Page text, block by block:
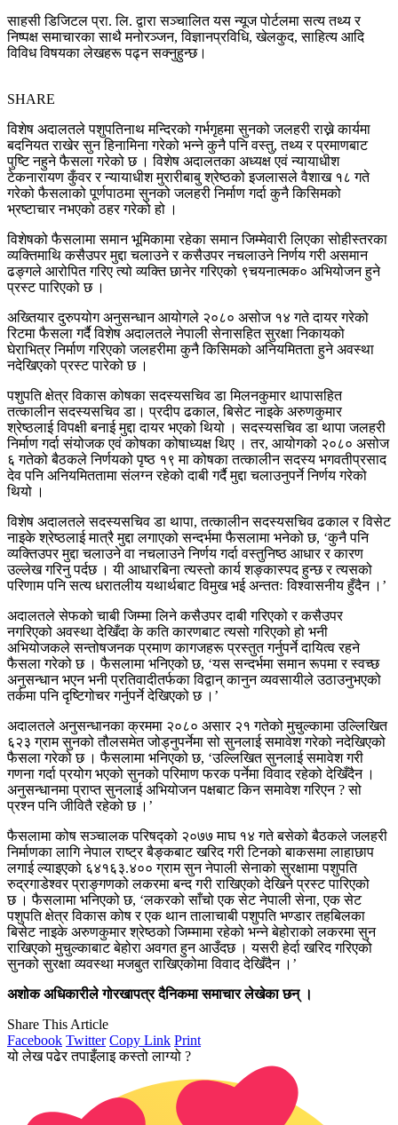
साहसी डिजिटल प्रा. लि. द्वारा सञ्चालित यस न्यूज पोर्टलमा सत्य तथ्य र
निष्पक्ष समाचारका साथै मनोरञ्जन, विज्ञानप्रविधि, खेलकुद, साहित्य आदि
विविध विषयका लेखहरू पढ्न सक्नुहुन्छ।
SHARE
विशेष अदालतले पशुपतिनाथ मन्दिरको गर्भगृहमा सुनको जलहरी राख्ने कार्यमा
बदनियत राखेर सुन हिनामिना गरेको भन्ने कुनै पनि वस्तु, तथ्य र प्रमाणबाट
पुष्टि नहुने फैसला गरेको छ । विशेष अदालतका अध्यक्ष एवं न्यायाधीश
टेकनारायण कुँवर र न्यायाधीश मुरारीबाबु श्रेष्ठको इजलासले वैशाख १८ गते
गरेको फैसलाको पूर्णपाठमा सुनको जलहरी निर्माण गर्दा कुनै किसिमको
भ्रष्टाचार नभएको ठहर गरेको हो ।
विशेषको फैसलामा समान भूमिकामा रहेका समान जिम्मेवारी लिएका सोहीस्तरका
व्यक्तिमाथि कसैउपर मुद्दा चलाउने र कसैउपर नचलाउने निर्णय गरी असमान
ढङ्गले आरोपित गरिए त्यो व्यक्ति छानेर गरिएको ९चयनात्मक० अभियोजन हुने
प्रस्ट पारिएको छ ।
अख्तियार दुरुपयोग अनुसन्धान आयोगले २०८० असोज १४ गते दायर गरेको
रिटमा फैसला गर्दै विशेष अदालतले नेपाली सेनासहित सुरक्षा निकायको
घेराभित्र निर्माण गरिएको जलहरीमा कुनै किसिमको अनियमितता हुने अवस्था
नदेखिएको प्रस्ट पारेको छ ।
पशुपति क्षेत्र विकास कोषका सदस्यसचिव डा मिलनकुमार थापासहित
तत्कालीन सदस्यसचिव डा। प्रदीप ढकाल, बिसेट नाइके अरुणकुमार
श्रेष्ठलाई विपक्षी बनाई मुद्दा दायर भएको थियो । सदस्यसचिव डा थापा जलहरी
निर्माण गर्दा संयोजक एवं कोषका कोषाध्यक्ष थिए । तर, आयोगको २०८० असोज
६ गतेको बैठकले निर्णयको पृष्ठ १९ मा कोषका तत्कालीन सदस्य भगवतीप्रसाद
देव पनि अनियमिततामा संलग्न रहेको दाबी गर्दै मुद्दा चलाउनुपर्ने निर्णय गरेको
थियो ।
विशेष अदालतले सदस्यसचिव डा थापा, तत्कालीन सदस्यसचिव ढकाल र विसेट
नाइके श्रेष्ठलाई मात्रै मुद्दा लगाएको सन्दर्भमा फैसलामा भनेको छ, ‘कुनै पनि
व्यक्तिउपर मुद्दा चलाउने वा नचलाउने निर्णय गर्दा वस्तुनिष्ठ आधार र कारण
उल्लेख गरिनु पर्दछ । यी आधारबिना त्यस्तो कार्य शङ्कास्पद हुन्छ र त्यसको
परिणाम पनि सत्य धरातलीय यथार्थबाट विमुख भई अन्ततः विश्वासनीय हुँदैन ।’
अदालतले सेफको चाबी जिम्मा लिने कसैउपर दाबी गरिएको र कसैउपर
नगरिएको अवस्था देखिँदा के कति कारणबाट त्यसो गरिएको हो भनी
अभियोजकले सन्तोषजनक प्रमाण कागजहरू प्रस्तुत गर्नुपर्ने दायित्व रहने
फैसला गरेको छ । फैसलामा भनिएको छ, ‘यस सन्दर्भमा समान रूपमा र स्वच्छ
अनुसन्धान भएन भनी प्रतिवादीतर्फका विद्वान् कानुन व्यवसायीले उठाउनुभएको
तर्कमा पनि दृष्टिगोचर गर्नुपर्ने देखिएको छ ।’
अदालतले अनुसन्धानका क्रममा २०८० असार २१ गतेको मुचुल्कामा उल्लिखित
६२३ ग्राम सुनको तौलसमेत जोड्नुपर्नेमा सो सुनलाई समावेश गरेको नदेखिएको
फैसला गरेको छ । फैसलामा भनिएको छ, ‘उल्लिखित सुनलाई समावेश गरी
गणना गर्दा प्रयोग भएको सुनको परिमाण फरक पर्नेमा विवाद रहेको देखिँदैन ।
अनुसन्धानमा प्राप्त सुनलाई अभियोजन पक्षबाट किन समावेश गरिएन ? सो
प्रश्न पनि जीवितै रहेको छ ।’
फैसलामा कोष सञ्चालक परिषद्को २०७७ माघ १४ गते बसेको बैठकले जलहरी
निर्माणका लागि नेपाल राष्ट्र बैङ्कबाट खरिद गरी टिनको बाकसमा लाहाछाप
लगाई ल्याइएको ६४१६३.४०० ग्राम सुन नेपाली सेनाको सुरक्षामा पशुपति
रुद्रगाडेश्वर प्राङ्गणको लकरमा बन्द गरी राखिएको देखिने प्रस्ट पारिएको
छ । फैसलामा भनिएको छ, ‘लकरको साँचो एक सेट नेपाली सेना, एक सेट
पशुपति क्षेत्र विकास कोष र एक थान तालाचाबी पशुपति भण्डार तहबिलका
बिसेट नाइके अरुणकुमार श्रेष्ठको जिम्मामा रहेको भन्ने बेहोराको लकरमा सुन
राखिएको मुचुल्काबाट बेहोरा अवगत हुन आउँदछ । यसरी हेर्दा खरिद गरिएको
सुनको सुरक्षा व्यवस्था मजबुत राखिएकोमा विवाद देखिँदैन ।’
अशोक अधिकारीले गोरखापत्र दैनिकमा समाचार लेखेका छन् ।
Share This Article
Facebook Twitter Copy Link Print
यो लेख पढेर तपाइँलाइ कस्तो लाग्यो ?